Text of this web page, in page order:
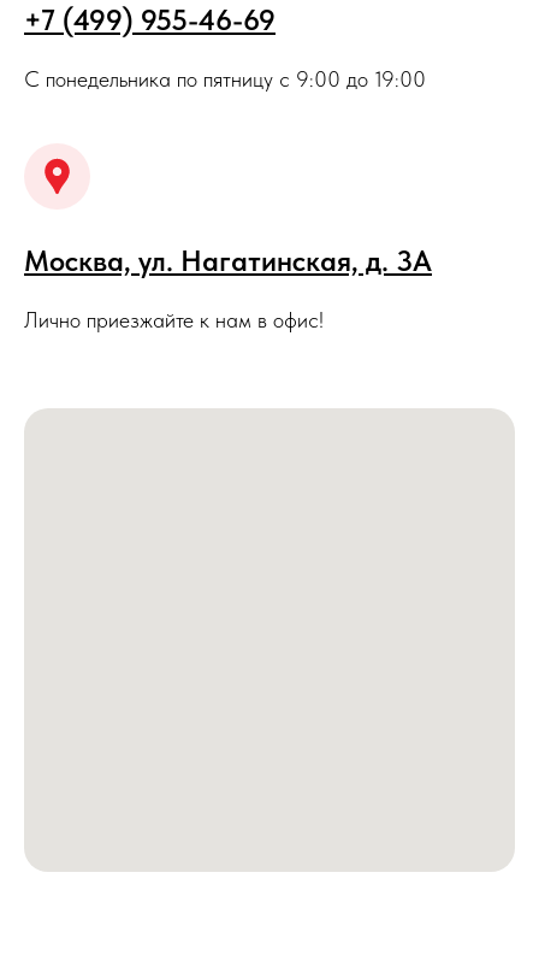
+7 (499) 955-46-69
С понедельника по пятницу с 9:00 до 19:00
Москва, ул. Нагатинская, д. 3A
Лично приезжайте к нам в офис!